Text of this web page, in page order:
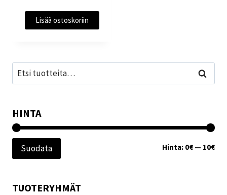
Lisää ostoskoriin
Etsi: Haku
HINTA
Suodata Hinta: 0€ — 10€
TUOTERYHMÄT